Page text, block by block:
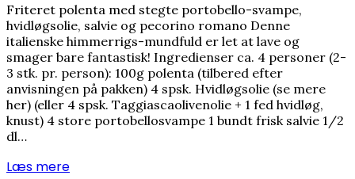
Friteret polenta med stegte portobello-svampe,
hvidløgsolie, salvie og pecorino romano Denne
italienske himmerrigs-mundfuld er let at lave og
smager bare fantastisk! Ingredienser ca. 4 personer (2-
3 stk. pr. person): 100g polenta (tilbered efter
anvisningen på pakken) 4 spsk. Hvidløgsolie (se mere
her) (eller 4 spsk. Taggiascaolivenolie + 1 fed hvidløg,
knust) 4 store portobellosvampe 1 bundt frisk salvie 1/2
dl…
Læs mere